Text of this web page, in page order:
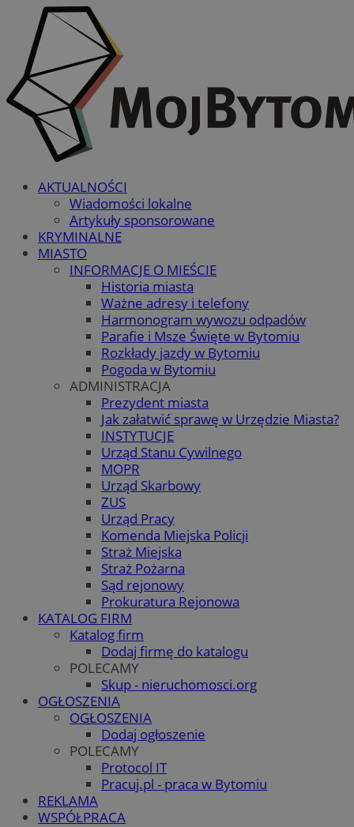
AKTUALNOŚCI
Wiadomości lokalne
Artykuły sponsorowane
KRYMINALNE
MIASTO
INFORMACJE O MIEŚCIE
Historia miasta
Ważne adresy i telefony
Harmonogram wywozu odpadów
Parafie i Msze Święte w Bytomiu
Rozkłady jazdy w Bytomiu
Pogoda w Bytomiu
ADMINISTRACJA
Prezydent miasta
Jak załatwić sprawę w Urzędzie Miasta?
INSTYTUCJE
Urząd Stanu Cywilnego
MOPR
Urząd Skarbowy
ZUS
Urząd Pracy
Komenda Miejska Policji
Straż Miejska
Straż Pożarna
Sąd rejonowy
Prokuratura Rejonowa
KATALOG FIRM
Katalog firm
Dodaj firmę do katalogu
POLECAMY
Skup - nieruchomosci.org
OGŁOSZENIA
OGŁOSZENIA
Dodaj ogłoszenie
POLECAMY
Protocol IT
Pracuj.pl - praca w Bytomiu
REKLAMA
WSPÓŁPRACA